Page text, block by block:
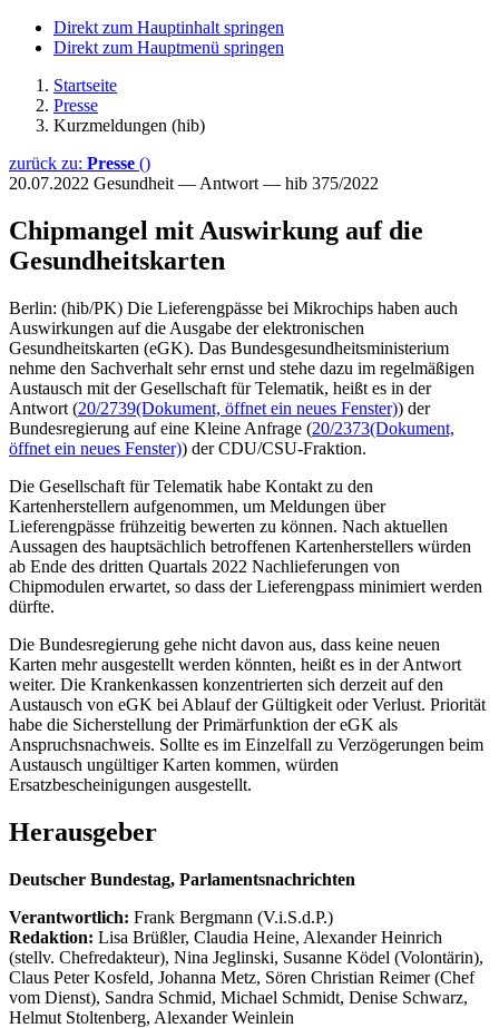
Direkt zum Hauptinhalt springen
Direkt zum Hauptmenü springen
Startseite
Presse
Kurzmeldungen (hib)
zurück zu: Presse ()
20.07.2022 Gesundheit — Antwort — hib 375/2022
Chipmangel mit Auswirkung auf die
Gesundheitskarten
Berlin: (hib/PK) Die Lieferengpässe bei Mikrochips haben auch
Auswirkungen auf die Ausgabe der elektronischen
Gesundheitskarten (eGK). Das Bundesgesundheitsministerium
nehme den Sachverhalt sehr ernst und stehe dazu im regelmäßigen
Austausch mit der Gesellschaft für Telematik, heißt es in der
Antwort (20/2739(Dokument, öffnet ein neues Fenster)) der
Bundesregierung auf eine Kleine Anfrage (20/2373(Dokument,
öffnet ein neues Fenster)) der CDU/CSU-Fraktion.
Die Gesellschaft für Telematik habe Kontakt zu den
Kartenherstellern aufgenommen, um Meldungen über
Lieferengpässe frühzeitig bewerten zu können. Nach aktuellen
Aussagen des hauptsächlich betroffenen Kartenherstellers würden
ab Ende des dritten Quartals 2022 Nachlieferungen von
Chipmodulen erwartet, so dass der Lieferengpass minimiert werden
dürfte.
Die Bundesregierung gehe nicht davon aus, dass keine neuen
Karten mehr ausgestellt werden könnten, heißt es in der Antwort
weiter. Die Krankenkassen konzentrierten sich derzeit auf den
Austausch von eGK bei Ablauf der Gültigkeit oder Verlust. Priorität
habe die Sicherstellung der Primärfunktion der eGK als
Anspruchsnachweis. Sollte es im Einzelfall zu Verzögerungen beim
Austausch ungültiger Karten kommen, würden
Ersatzbescheinigungen ausgestellt.
Herausgeber
Deutscher Bundestag, Parlamentsnachrichten
Verantwortlich: Frank Bergmann (V.i.S.d.P.)
Redaktion: Lisa Brüßler, Claudia Heine, Alexander Heinrich
(stellv. Chefredakteur), Nina Jeglinski, Susanne Ködel (Volontärin),
Claus Peter Kosfeld, Johanna Metz, Sören Christian Reimer (Chef
vom Dienst), Sandra Schmid, Michael Schmidt, Denise Schwarz,
Helmut Stoltenberg, Alexander Weinlein